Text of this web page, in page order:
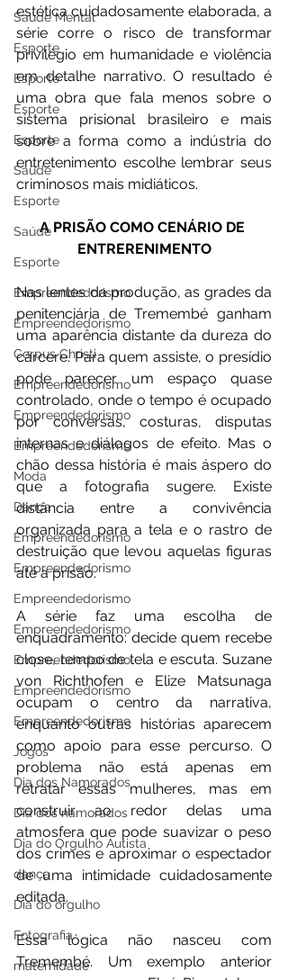
Saúde Mental
Esporte
Esporte
Esporte
Esporte
Saúde
Esporte
Saúde
Esporte
Empreendedorismo
Empreendedorismo
Corpus Christi
Empreendedorismo
Empreendedorismo
Empreendedorismo
Moda
Dança
Empreendedorismo
Empreendedorismo
Empreendedorismo
Empreendedorismo
Empreendedorismo
Empreendedorismo
Empreendedorismo
Jogos
Dia dos Namorados
Dia dos namorados
Dia do Orgulho Autista
dança
Dia do orgulho
Fotografia
maternidade
estética cuidadosamente elaborada, a
série corre o risco de transformar
privilégio em humanidade e violência
em detalhe narrativo. O resultado é
uma obra que fala menos sobre o
sistema prisional brasileiro e mais
sobre a forma como a indústria do
entretenimento escolhe lembrar seus
criminosos mais midiáticos.
A PRISÃO COMO CENÁRIO DE
ENTRERENIMENTO
Nas lentes da produção, as grades da
penitenciária de Tremembé ganham
uma aparência distante da dureza do
cárcere. Para quem assiste, o presídio
pode parecer um espaço quase
controlado, onde o tempo é ocupado
por conversas, costuras, disputas
internas e diálogos de efeito. Mas o
chão dessa história é mais áspero do
que a fotografia sugere. Existe
distância entre a convivência
organizada para a tela e o rastro de
destruição que levou aquelas figuras
até a prisão.
A série faz uma escolha de
enquadramento: decide quem recebe
close, tempo de tela e escuta. Suzane
von Richthofen e Elize Matsunaga
ocupam o centro da narrativa,
enquanto outras histórias aparecem
como apoio para esse percurso. O
problema não está apenas em
retratar essas mulheres, mas em
construir ao redor delas uma
atmosfera que pode suavizar o peso
dos crimes e aproximar o espectador
de uma intimidade cuidadosamente
editada.
Essa lógica não nasceu com
Tremembé. Um exemplo anterior